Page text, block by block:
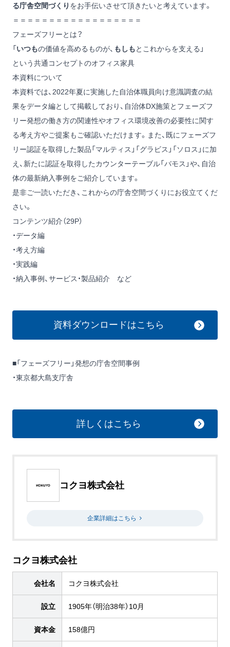
る庁舎空間づくり をお手伝いさせて頂きたいと考えています。
＝＝＝＝＝＝＝＝＝＝＝＝＝＝＝＝＝＝
フェーズフリーとは？
「 いつもの価値を高めるものが、 もしもとこれからを支える」
という共通コンセプトのオフィス家具
本資料について
本資料では、2022年夏に実施した自治体職員向け意識調査の結
果をデータ編として掲載しており、自治体DX施策とフェーズフ
リー発想の働き方の関連性やオフィス環境改善の必要性に関す
る考え方やご提案もご確認いただけます。また、既にフェーズフ
リー認証を取得した製品「マルティス」「グラビス」「ソロス」に加
え、新たに認証を取得したカウンターテーブル「バモス」や、自治
体の最新納入事例をご紹介しています。
是非ご一読いただき、これからの庁舎空間づくりにお役立てくだ
さい。
コンテンツ紹介（29P）
・データ編
・考え方編
・実践編
・納入事例、サービス・製品紹介 など
資料ダウンロードはこちら
■「フェーズフリー」発想の庁舎空間事例
・東京都大島支庁舎
詳しくはこちら
コクヨ株式会社
企業詳細はこちら
コクヨ株式会社
会社名 コクヨ株式会社
設立 1905年（明治38年）10月
資本金 158億円